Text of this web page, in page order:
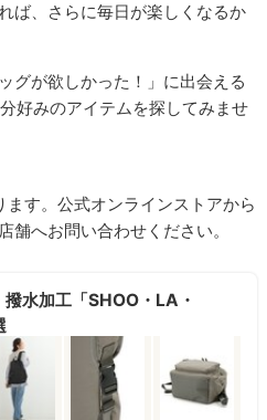
ば、さらに毎日が楽しくなるか
グが欲しかった！」に出会える
好みのアイテムを探してみませ
す。公式オンラインストアから
舗へお問い合わせください。
水加工「SHOO・LA・